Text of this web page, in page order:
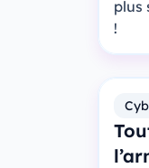
plus
!